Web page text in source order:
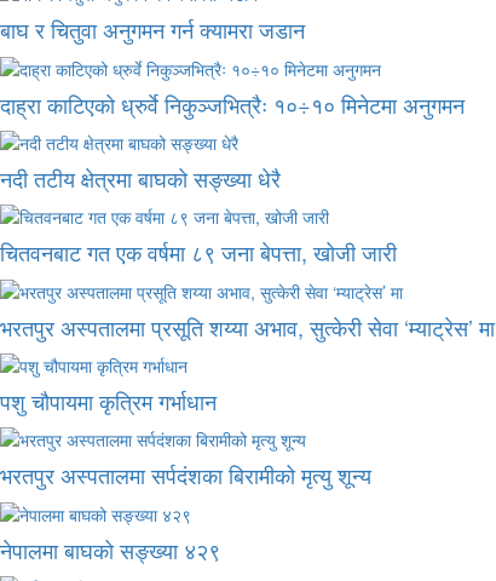
बाघ र चितुवा अनुगमन गर्न क्यामरा जडान
दाह्रा काटिएको ध्रुर्वे निकुञ्जभित्रैः १०÷१० मिनेटमा अनुगमन
नदी तटीय क्षेत्रमा बाघको सङ्ख्या धेरै
चितवनबाट गत एक वर्षमा ८९ जना बेपत्ता, खोजी जारी
भरतपुर अस्पतालमा प्रसूति शय्या अभाव, सुत्केरी सेवा ‘म्याट्रेस’ मा
पशु चौपायमा कृत्रिम गर्भाधान
भरतपुर अस्पतालमा सर्पदंशका बिरामीको मृत्यु शून्य
नेपालमा बाघको सङ्ख्या ४२९